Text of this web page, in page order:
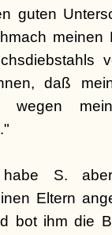
guten
meinen
daß
wegen
habe S.
Eltern
bot ihm die